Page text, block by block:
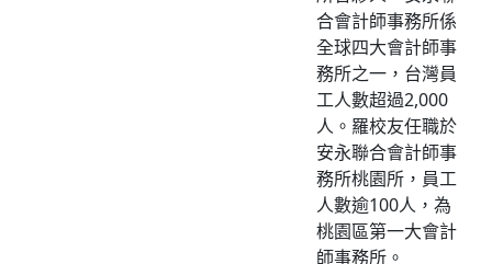
合會計師事務所係
全球四大會計師事
務所之一，台灣員
工人數超過2,000
人。羅校友任職於
安永聯合會計師事
務所桃園所，員工
人數逾100人，為
桃園區第一大會計
師事務所。